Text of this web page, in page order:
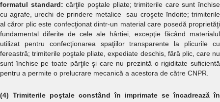
formatul standard:cărţile poştale pliate; trimiterile care sunt închise
cu agrafe, urechi de prindere metalice sau croşete îndoite; trimiterile
al căror plic este confecţionat dintr-un material care posedă proprietăţi
fundamental diferite de cele ale hârtiei, excepţie făcând materialul
utilizat pentru confecţionarea spaţiilor transparente la plicurile cu
fereastră; trimiterile poştale pliate, expediate deschis, fără plic, care nu
sunt închise pe toate părţile şi care nu prezintă o rigiditate suficientă
pentru a permite o prelucrare mecanică a acestora de către CNPR.
(4) Trimiterile poştale constând în imprimate se încadrează în